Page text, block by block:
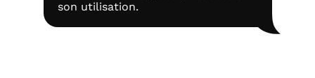
son utilisation.